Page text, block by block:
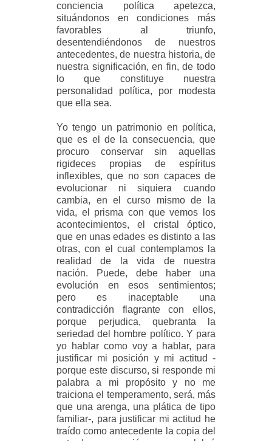
conciencia política apetezca,
situándonos en condiciones más
favorables al triunfo,
desentendiéndonos de nuestros
antecedentes, de nuestra historia, de
nuestra significación, en fin, de todo
lo que constituye nuestra
personalidad política, por modesta
que ella sea.
Yo tengo un patrimonio en política,
que es el de la consecuencia, que
procuro conservar sin aquellas
rigideces propias de espíritus
inflexibles, que no son capaces de
evolucionar ni siquiera cuando
cambia, en el curso mismo de la
vida, el prisma con que vemos los
acontecimientos, el cristal óptico,
que en unas edades es distinto a las
otras, con el cual contemplamos la
realidad de la vida de nuestra
nación. Puede, debe haber una
evolución en esos sentimientos;
pero es inaceptable una
contradicción flagrante con ellos,
porque perjudica, quebranta la
seriedad del hombre político. Y para
yo hablar como voy a hablar, para
justificar mi posición y mi actitud -
porque este discurso, si responde mi
palabra a mi propósito y no me
traiciona el temperamento, será, más
que una arenga, una plática de tipo
familiar-, para justificar mi actitud he
traído como antecedente la copia del